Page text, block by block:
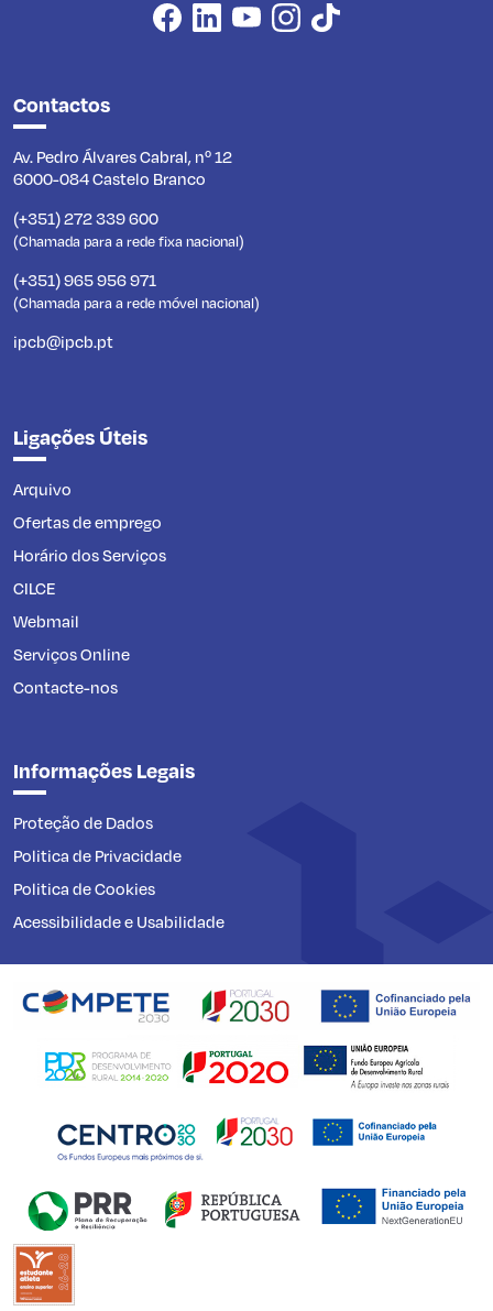
Contactos
Av. Pedro Álvares Cabral, nº 12
6000-084 Castelo Branco
(+351) 272 339 600
(Chamada para a rede fixa nacional)
(+351) 965 956 971
(Chamada para a rede móvel nacional)
ipcb@ipcb.pt
Ligações Úteis
Arquivo
Ofertas de emprego
Horário dos Serviços
CILCE
Webmail
Serviços Online
Contacte-nos
Informações Legais
Proteção de Dados
Politica de Privacidade
Politica de Cookies
Acessibilidade e Usabilidade